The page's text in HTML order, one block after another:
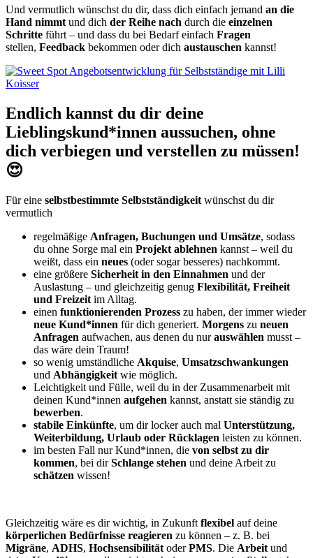
Und vermutlich wünschst du dir, dass dich einfach jemand an die
Hand nimmt und dich der Reihe nach durch die einzelnen
Schritte führt – und dass du bei Bedarf einfach Fragen
stellen, Feedback bekommen oder dich austauschen kannst!
Endlich kannst du dir deine
Lieblingskund*innen aussuchen, ohne
dich verbiegen und verstellen zu müssen!
😍
Für eine selbstbestimmte Selbstständigkeit wünschst du dir
vermutlich
regelmäßige Anfragen, Buchungen und Umsätze, sodass
du ohne Sorge mal ein Projekt ablehnen kannst – weil du
weißt, dass ein neues (oder sogar besseres) nachkommt.
eine größere Sicherheit in den Einnahmen und der
Auslastung – und gleichzeitig genug Flexibilität, Freiheit
und Freizeit im Alltag.
einen funktionierenden Prozess zu haben, der immer wieder
neue Kund*innen für dich generiert. Morgens zu neuen
Anfragen aufwachen, aus denen du nurauswählen musst –
das wäre dein Traum!
so wenig umständliche Akquise, Umsatzschwankungen
und Abhängigkeit wie möglich.
Leichtigkeit und Fülle, weil du in der Zusammenarbeit mit
deinen Kund*innen aufgehen kannst, anstatt sie ständig zu
bewerben.
stabile Einkünfte, um dir locker auch mal Unterstützung,
Weiterbildung, Urlaub oder Rücklagen leisten zu können.
im besten Fall nur Kund*innen, die von selbst zu dir
kommen, bei dirSchlange stehen und deine Arbeit zu
schätzen wissen!
Gleichzeitig wäre es dir wichtig, in Zukunft flexibel auf deine
körperlichen Bedürfnisse reagieren zu können – z. B. bei
Migräne, ADHS, Hochsensibilität oderPMS. Die Arbeit und